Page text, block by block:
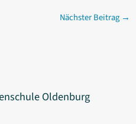
Nächster Beitrag →
Oldenburg